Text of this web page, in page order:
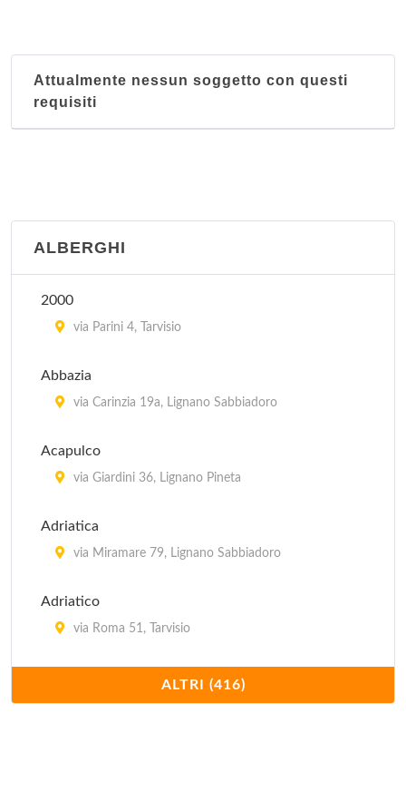
Attualmente nessun soggetto con questi
requisiti
ALBERGHI
2000
via Parini 4, Tarvisio
Abbazia
via Carinzia 19a, Lignano Sabbiadoro
Acapulco
via Giardini 36, Lignano Pineta
Adriatica
via Miramare 79, Lignano Sabbiadoro
Adriatico
via Roma 51, Tarvisio
via Circonvallazione Ovest 12, Codroipo
ALTRI (416)